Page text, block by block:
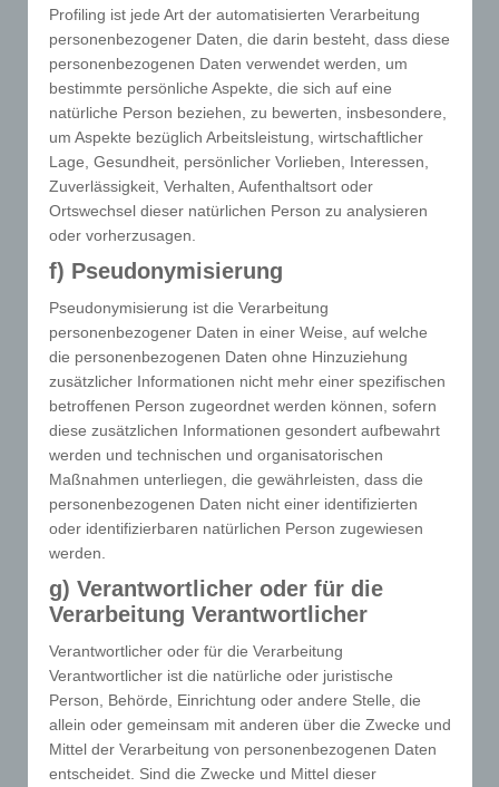
Kennung des Cookies. Sie besteht aus einer
Zeichenfolge, durch welche Internetseiten und
Server dem konkreten Internetbrowser zugeordnet
werden können, in dem das Cookie gespeichert
wurde. Dies ermöglicht es den besuchten
Internetseiten und Servern, den individuellen
Browser der betroffenen Person von anderen
Internetbrowsern, die andere Cookies enthalten, zu
unterscheiden. Ein bestimmter Internetbrowser
kann über die eindeutige Cookie-ID wiedererkannt
und identifiziert werden.
Durch den Einsatz von Cookies kann den Nutzern
dieser Internetseite nutzerfreundlichere Services
bereitstellen, die ohne die Cookie-Setzung nicht
möglich wären.
Mittels eines Cookies können die Informationen und
Angebote auf unserer Internetseite im Sinne des
Benutzers optimiert werden. Cookies ermöglichen
uns, wie bereits erwähnt, die Benutzer unserer
Internetseite wiederzuerkennen. Zweck dieser
Verwendung unserer Internetseite zu erleichtern.
Der Benutzer einer Internetseite, die Cookies
verwendet, muss beispielsweise nicht bei jedem
Besuch der Internetseite erneut seine Zugangsdaten
eingeben, weil dies von der Internetseite und dem
auf dem Computersystem des Benutzers abgelegten
Cookie übernommen wird. Ein weiteres Beispiel ist
das Cookie eines Warenkorbes im Online-Shop. Der
Profiling ist jede Art der automatisierten Verarbeitung
personenbezogener Daten, die darin besteht, dass diese
personenbezogenen Daten verwendet werden, um
bestimmte persönliche Aspekte, die sich auf eine
natürliche Person beziehen, zu bewerten, insbesondere,
um Aspekte bezüglich Arbeitsleistung, wirtschaftlicher
Lage, Gesundheit, persönlicher Vorlieben, Interessen,
Zuverlässigkeit, Verhalten, Aufenthaltsort oder
Ortswechsel dieser natürlichen Person zu analysieren
oder vorherzusagen.
f) Pseudonymisierung
Pseudonymisierung ist die Verarbeitung
personenbezogener Daten in einer Weise, auf welche
die personenbezogenen Daten ohne Hinzuziehung
zusätzlicher Informationen nicht mehr einer spezifischen
betroffenen Person zugeordnet werden können, sofern
diese zusätzlichen Informationen gesondert aufbewahrt
werden und technischen und organisatorischen
Maßnahmen unterliegen, die gewährleisten, dass die
personenbezogenen Daten nicht einer identifizierten
oder identifizierbaren natürlichen Person zugewiesen
werden.
g) Verantwortlicher oder für die
Verarbeitung Verantwortlicher
Verantwortlicher oder für die Verarbeitung
Verantwortlicher ist die natürliche oder juristische
Person, Behörde, Einrichtung oder andere Stelle, die
allein oder gemeinsam mit anderen über die Zwecke und
Mittel der Verarbeitung von personenbezogenen Daten
entscheidet. Sind die Zwecke und Mittel dieser